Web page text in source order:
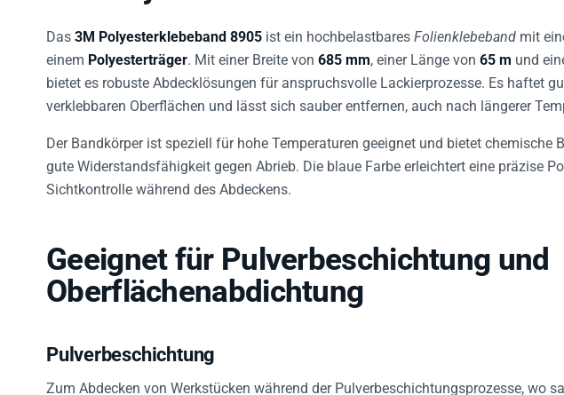
Das 3M Polyesterklebeband 8905 ist ein hochbelastbares Folienklebeband mit
einem Polyesterträger . Mit einer Breite von 685 mm , einer Länge von 65 m und
bietet es robuste Abdecklösungen für anspruchsvolle Lackierprozesse. Es haftet
verklebbaren Oberflächen und lässt sich sauber entfernen, auch nach längerer
Der Bandkörper ist speziell für hohe Temperaturen geeignet und bietet chemische
gute Widerstandsfähigkeit gegen Abrieb. Die blaue Farbe erleichtert eine präzise
Sichtkontrolle während des Abdeckens.
Geeignet für Pulverbeschichtung und
Oberflächenabdichtung
Pulverbeschichtung
Zum Abdecken von Werkstücken während der Pulverbeschichtungsprozesse, wo